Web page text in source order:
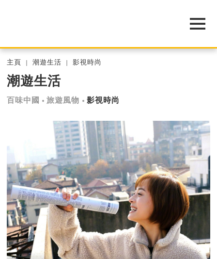
主頁 潮遊生活 影視時尚
潮遊生活
百味中國 旅遊風物 影視時尚